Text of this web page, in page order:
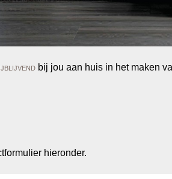
bij jou aan huis in het maken
hieronder.